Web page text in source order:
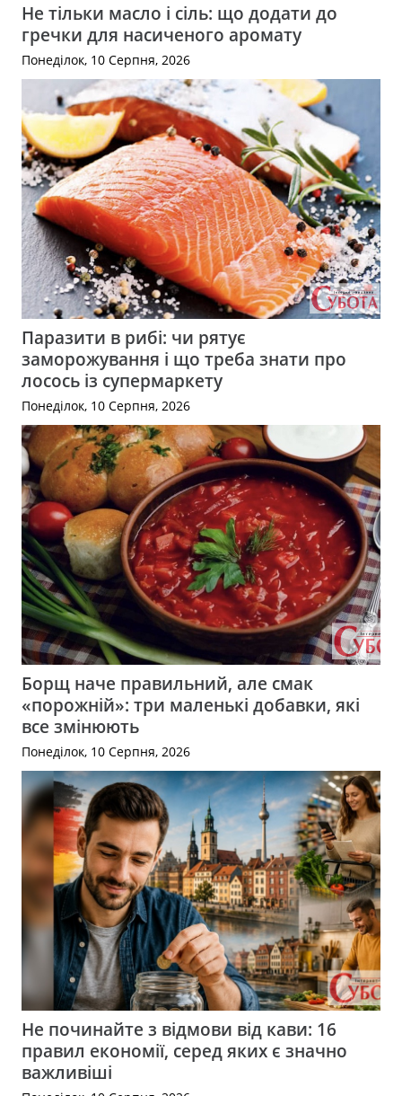
Не тільки масло і сіль: що додати до
гречки для насиченого аромату
Понеділок, 10 Серпня, 2026
Паразити в рибі: чи рятує
заморожування і що треба знати про
лосось із супермаркету
Понеділок, 10 Серпня, 2026
Борщ наче правильний, але смак
«порожній»: три маленькі добавки, які
все змінюють
Понеділок, 10 Серпня, 2026
Не починайте з відмови від кави: 16
правил економії, серед яких є значно
важливіші